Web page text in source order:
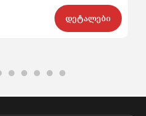
დეტალები